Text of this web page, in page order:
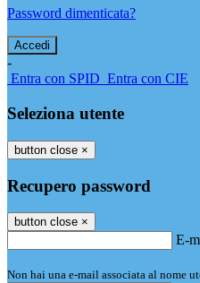
Password dimenticata?
-
Entra con SPID Entra con CIE
Seleziona utente
button close ×
Recupero password
button close ×
E-
Non hai una e-mail associata al nome